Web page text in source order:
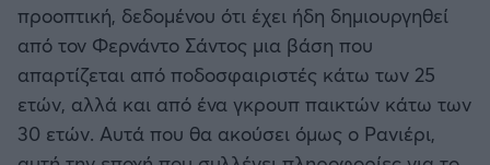
προοπτική, δεδομένου ότι έχει ήδη δημιουργηθεί
από τον Φερνάντο Σάντος μια βάση που
απαρτίζεται από ποδοσφαιριστές κάτω των 25
ετών, αλλά και από ένα γκρουπ παικτών κάτω των
30 ετών. Αυτά που θα ακούσει όμως ο Ρανιέρι,